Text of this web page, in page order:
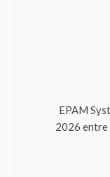
EPAM
2026 entre